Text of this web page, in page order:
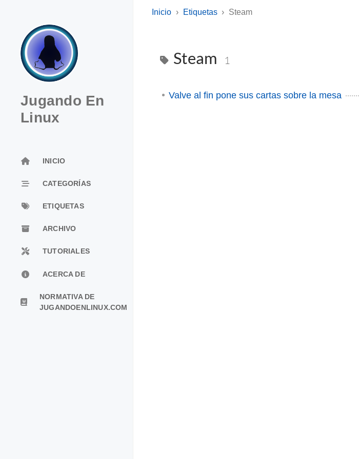
Jugando En
Linux
INICIO
CATEGORÍAS
ETIQUETAS
ARCHIVO
TUTORIALES
ACERCA DE
NORMATIVA DE
JUGANDOENLINUX.COM
Inicio Etiquetas Steam
Steam 1
Valve al fin pone sus cartas sobre la mesa